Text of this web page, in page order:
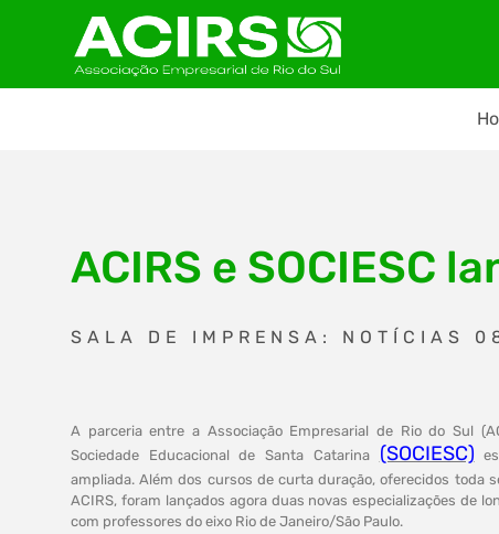
ACIRS e SOCIESC
SALA DE IMPRENSA: NOTÍCIAS
A parceria entre a Associação Empresarial de Rio do Sul
Sociedade Educacional de Santa Catarina (SOCIESC)
ampliada. Além dos cursos de curta duração, oferecidos toda
ACIRS, foram lançados agora duas novas especializações de
com professores do eixo Rio de Janeiro/São Paulo.